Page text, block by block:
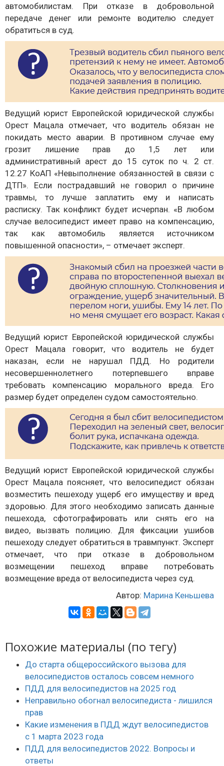
автомобилистам. При отказе в добровольной
передаче денег или ремонте водителю следует
обратиться в суд.
Ведущий юрист Европейской юридической службы
Орест Мацала отмечает, что водитель обязан не
покидать место аварии. В противном случае ему
грозит лишение прав до 1,5 лет или
административный арест до 15 суток по ч. 2 ст.
12.27 КоАП «Невыполнение обязанностей в связи с
ДТП». Если пострадавший не говорил о причине
травмы, то лучше заплатить ему и написать
расписку. Так конфликт будет исчерпан. «В любом
случае велосипедист имеет право на компенсацию,
так как автомобиль является источником
повышенной опасности», – отмечает эксперт.
Ведущий юрист Европейской юридической службы
Орест Мацала говорит, что водитель не будет
наказан, если не нарушал ПДД. Но родители
несовершеннолетнего потерпевшего вправе
требовать компенсацию морального вреда. Его
размер будет определен судом самостоятельно.
Ведущий юрист Европейской юридической службы
Орест Мацала поясняет, что велосипедист обязан
возместить пешеходу ущерб его имуществу и вред
здоровью. Для этого необходимо записать данные
пешехода, сфотографировать или снять его на
видео, вызвать полицию. Для фиксации ушибов
пешеходу следует обратиться в травмпункт. Эксперт
отмечает, что при отказе в добровольном
возмещении пешеход вправе потребовать
возмещение вреда от велосипедиста через суд.
Автор: Марина Кеньшева
Похожие материалы (по тегу)
До старта общероссийского вызова для
велосипедистов осталось совсем немного
ПДД для велосипедистов на 2025 год
Неправильно обогнал велосипедиста - лишился
прав
Какие изменения в ПДД ждут велосипедистов
с 1 марта 2023 года
ПДД для велосипедистов 2022. Вопросы и
ответы